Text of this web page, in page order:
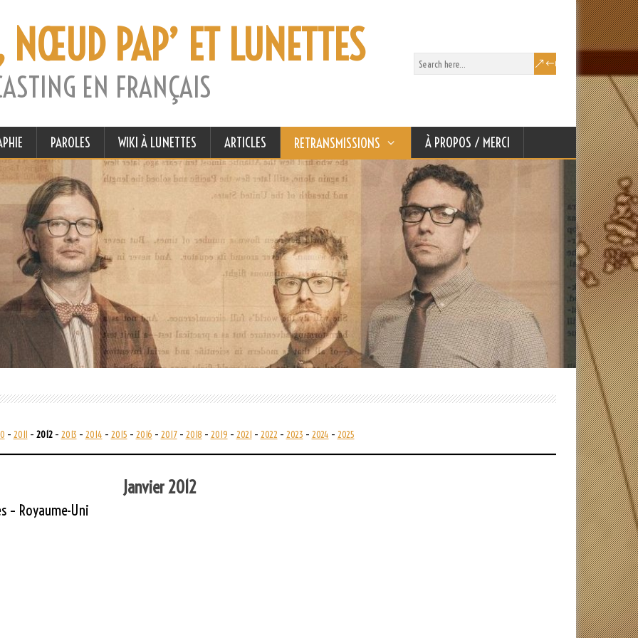
NŒUD PAP’ ET LUNETTES
EN FRANÇAIS
PAROLES WIKI À LUNETTES ARTICLES RETRANSMISSIONS À PROPOS / MERCI
– 2011 – 2012– 2013 – 2014 – 2015 – 2016 – 2017– 2018 – 2019 – 2021 – 2022 – 2023 – 2024 – 2025
Janvier 2012
– Royaume-Uni